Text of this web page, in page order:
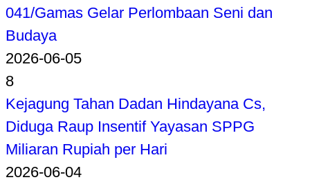
041/Gamas Gelar Perlombaan Seni dan
Budaya
2026-06-05
8
Kejagung Tahan Dadan Hindayana Cs,
Diduga Raup Insentif Yayasan SPPG
Miliaran Rupiah per Hari
2026-06-04